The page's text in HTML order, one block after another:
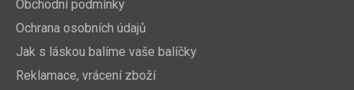
Obchodní podmínky
Ochrana osobních údajů
Jak s láskou balíme vaše balíčky
Reklamace, vrácení zboží